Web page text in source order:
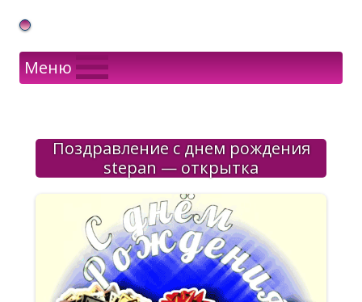
Gif Открытки в подарок
Меню
Поздравление с днем рождения
stepan — открытка